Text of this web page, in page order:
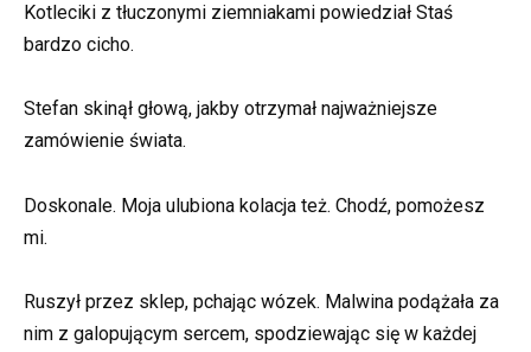
Kotleciki z tłuczonymi ziemniakami powiedział Staś
bardzo cicho.
Stefan skinął głową, jakby otrzymał najważniejsze
zamówienie świata.
Doskonale. Moja ulubiona kolacja też. Chodź, pomożesz
mi.
Ruszył przez sklep, pchając wózek. Malwina podążała za
nim z galopującym sercem, spodziewając się w każdej